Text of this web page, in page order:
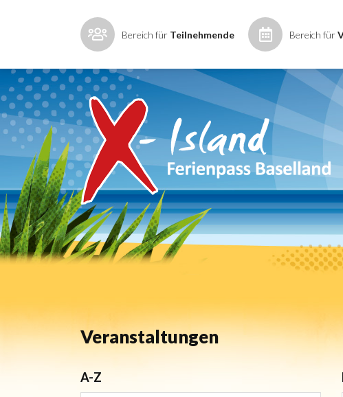
Bereich für Teilnehmende Bereich für
Veranstaltungen
A-Z